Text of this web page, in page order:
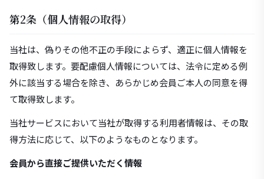
第2条（個人情報の取得）
当社は、偽りその他不正の手段によらず、適正に個人情報を
取得致します。要配慮個人情報については、法令に定める例
外に該当する場合を除き、あらかじめ会員ご本人の同意を得
て取得致します。
当社サービスにおいて当社が取得する利用者情報は、その取
得方法に応じて、以下のようなものとなります。
会員から直接ご提供いただく情報